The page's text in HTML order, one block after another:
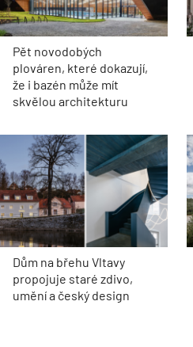
Pět novodobých
plováren, které dokazují,
že i bazén může mít
skvělou architekturu
Dům na břehu Vltavy
propojuje staré zdivo,
umění a český design